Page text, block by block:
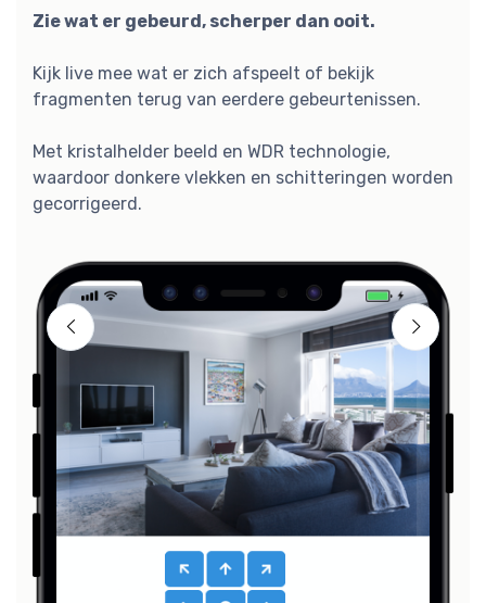
Stel makkelijk extra meldingen in
Zijn de kinderen thuisgekomen? Hebben de buren
tijdens je vakantie de kat eten gegeven? Is de deur
Weet wat er gebeurt wanneer je van huis bent met
onze SmartMessages. Of stel deze slimme